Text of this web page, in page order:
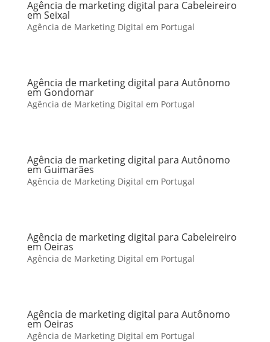
Agência de marketing digital para Cabeleireiro
em Seixal
Agência de Marketing Digital em Portugal
Agência de marketing digital para Autônomo
em Gondomar
Agência de Marketing Digital em Portugal
Agência de marketing digital para Autônomo
em Guimarães
Agência de Marketing Digital em Portugal
Agência de marketing digital para Cabeleireiro
em Oeiras
Agência de Marketing Digital em Portugal
Agência de marketing digital para Autônomo
em Oeiras
Agência de Marketing Digital em Portugal